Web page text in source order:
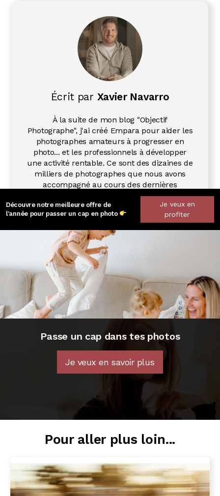
Découvre notre meilleure offre de
l'année pour passer un cap en photo
Je veux en
profiter
Écrit par Xavier Navarro
À la suite de mon blog "Objectif
Photographe", j'ai créé Empara pour aider les
photographes amateurs à progresser en
photo... et les professionnels à développer
une activité rentable. Ce sont des dizaines de
milliers de photographes que nous avons
accompagné au cours des dernières
Passe un cap dans tes photos
Je veux en savoir plus
Pour aller plus loin...